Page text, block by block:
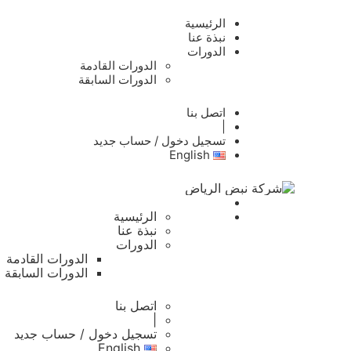
الرئيسية
نبذة عنا
الدورات
الدورات القادمة
الدورات السابقة
اتصل بنا
تسجيل دخول / حساب جديد
English
الرئيسية
نبذة عنا
الدورات
الدورات القادمة
الدورات السابقة
اتصل بنا
تسجيل دخول / حساب جديد